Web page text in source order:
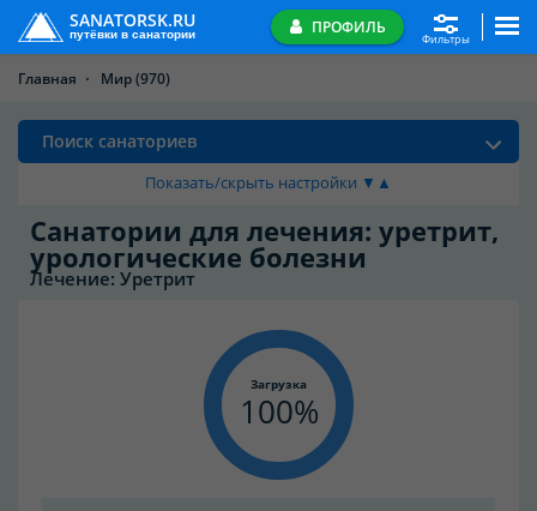
SANATORSK.RU
путёвки в санатории ПРОФИЛЬ
Фильтры
Главная Мир(970)
Поиск санаториев
Показать/скрыть настройки ▼▲
Санатории для лечения: уретрит,
урологические болезни
Лечение: Уретрит
Загрузка
100